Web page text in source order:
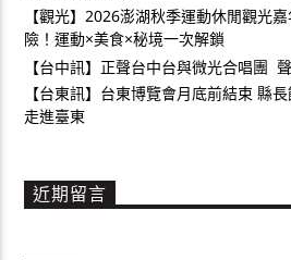
【觀光】2026澎湖秋季運動休閒觀光
險！運動×美食×秘境一次解鎖
【台中訊】正聲台中台與微光合唱團
【台東訊】台東博覽會月底前結束 縣
走進臺東
近期留言